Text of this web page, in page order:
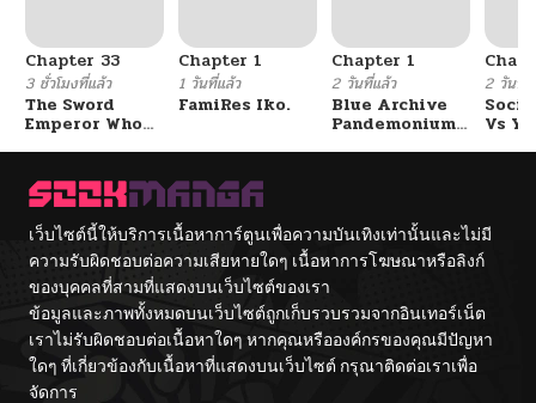
Chapter 33
3 ชั่วโมงที่แล้ว
The Sword
Emperor Who
จักรพรรดิเทพดาบ
ผงาดเหนือชาติภพ
Chapter 1
1 วันที่แล้ว
FamiRes Iko.
Chapter 1
2 วันที่แล้ว
Blue Archive
Pandemonium
2 วันที่แ
Vs
เว็บไซต์นี้ให้บริการเนื้อหาการ์ตูนเพื่อความบันเทิงเท่านั้นและไม่มี
ความรับผิดชอบต่อความเสียหายใดๆ เนื้อหาการโฆษณาหรือลิงก์
ของบุคคลที่สามที่แสดงบนเว็บไซต์ของเรา
ข้อมูลและภาพทั้งหมดบนเว็บไซต์ถูกเก็บรวบรวมจากอินเทอร์เน็ต
เราไม่รับผิดชอบต่อเนื้อหาใดๆ หากคุณหรือองค์กรของคุณมีปัญหา
ใดๆ ที่เกี่ยวข้องกับเนื้อหาที่แสดงบนเว็บไซต์ กรุณาติดต่อเราเพื่อ
จัดการ